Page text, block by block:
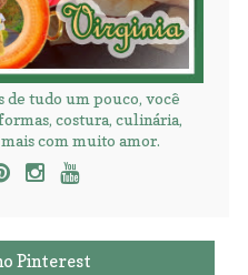
de tudo um pouco, você
costura, culinária,
com muito amor.
Pinterest